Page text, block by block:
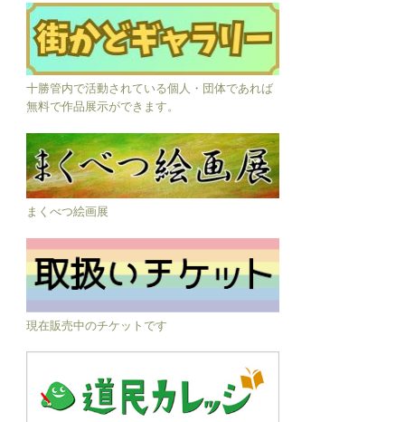
十勝管内で活動されている個人・団体であれば
無料で作品展示ができます。
まくべつ絵画展
現在販売中のチケットです